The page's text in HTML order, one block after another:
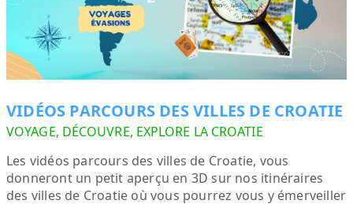
VIDÉOS PARCOURS DES VILLES DE CROATIE
VOYAGE, DÉCOUVRE, EXPLORE LA CROATIE
Les vidéos parcours des villes de Croatie, vous
donneront un petit aperçu en 3D sur nos itinéraires
des villes de Croatie où vous pourrez vous y émerveiller